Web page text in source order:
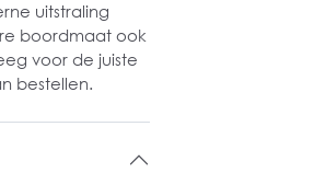
uitstraling
boordmaat ook
voor de juiste
bestellen.